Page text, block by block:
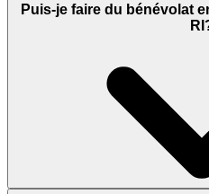
Puis-je faire du bénévolat